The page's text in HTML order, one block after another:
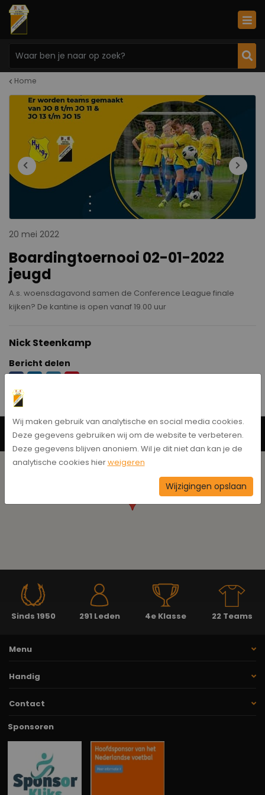
Home
20 mei 2022
Boardingtoernooi 02-01-2022
jeugd
A.s. woensdagavond samen de Conference League finale
kijken? De kantine is open vanaf 19.00 uur
Nick Steenkamp
Bericht delen
Neem contact op
Sinds 1950 291 Leden 4e Klasse 22 Teams
Menu
Handig
Contact
Sponsoren
Wij maken gebruik van analytische en social media cookies.
Deze gegevens gebruiken wij om de website te verbeteren.
Deze gegevens blijven anoniem. Wil je dit niet dan kan je de
analytische cookies hierweigeren
Wijzigingen opslaan